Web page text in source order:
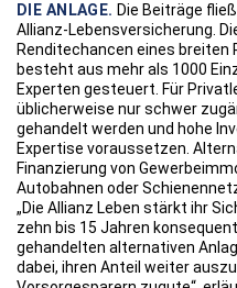
DIE ANLAGE. Die Beiträge
Allianz-Lebensversicherung.
Renditechancen eines breiten
besteht aus mehr als 1000
Experten gesteuert. Für
üblicherweise nur schwer
gehandelt werden und hohe
Expertise voraussetzen.
Finanzierung von
Autobahnen oder
„Die Allianz Leben stärkt ihr
zehn bis 15 Jahren
gehandelten alternativen
dabei, ihren Anteil weiter